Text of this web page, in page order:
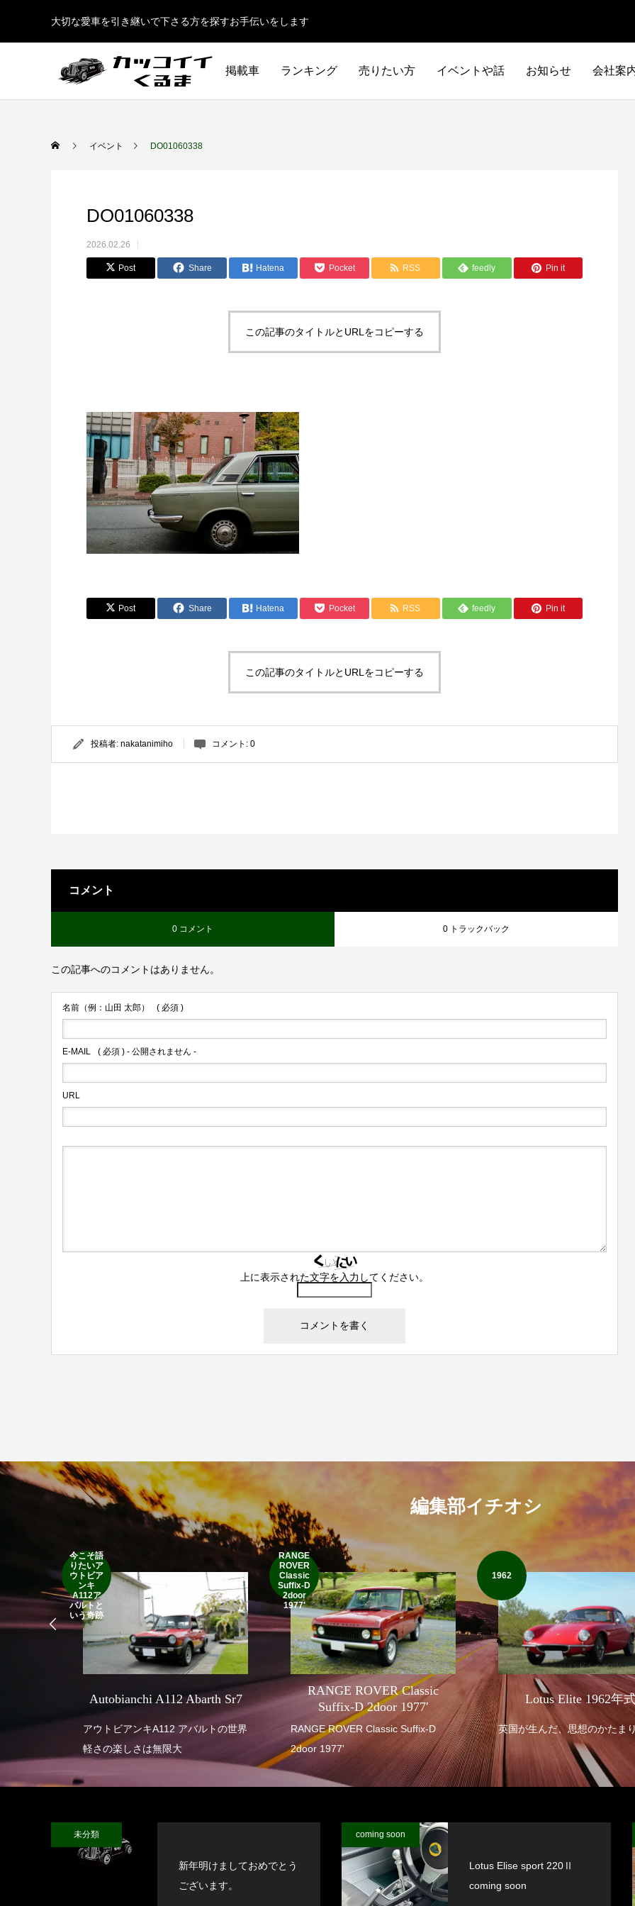
大切な愛車を引き継いで下さる方を探すお手伝いをします
掲載車 ランキング 売りたい方 イベントや話 お知らせ 会社案
GERMANY ILTALIA
イベント DO01060338
DO01060338
2026.02.26
Post Share Hatena Pocket RSS feedly Pin it
この記事のタイトルとURLをコピーする
Post Share Hatena Pocket RSS feedly Pin it
この記事のタイトルとURLをコピーする
投稿者: nakatanimiho コメント: 0
コメント
0 コメント 0 トラックバック
この記事へのコメントはありません。
名前（例：山田 太郎） ( 必須 )
E-MAIL ( 必須 ) - 公開されません -
URL
上に表示された文字を入力してください。
編集部イチオシ
今こそ語
りたいア
ウトビア
ンキ
A112ア
バルトと
いう奇跡
Autobianchi A112 Abarth Sr7
アウトビアンキA112 アバルトの世界
軽さの楽しさは無限大
RANGE
ROVER
Classic
Suffix-D
2door
1977'
RANGE ROVER Classic
Suffix-D 2door 1977′
RANGE ROVER Classic Suffix-D
2door 1977'
1962
Lotus Elite 1962年
英国が生んだ、思想のかたまり
未分類
新年明けましておめでとう
ございます。
coming soon
Lotus Elise sport 220Ⅱ
coming soon